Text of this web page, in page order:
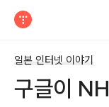
일본 인터넷 이야기
구글이